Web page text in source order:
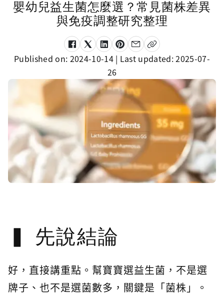
嬰幼兒益生菌怎麼選？常見菌株差異
與免疫調整研究整理
Published on: 2024-10-14| Last updated:2025-07-
26
先說結論
好，直接講重點。幫寶寶選益生菌，不是選
牌子、也不是選菌數多，關鍵是「菌株」。